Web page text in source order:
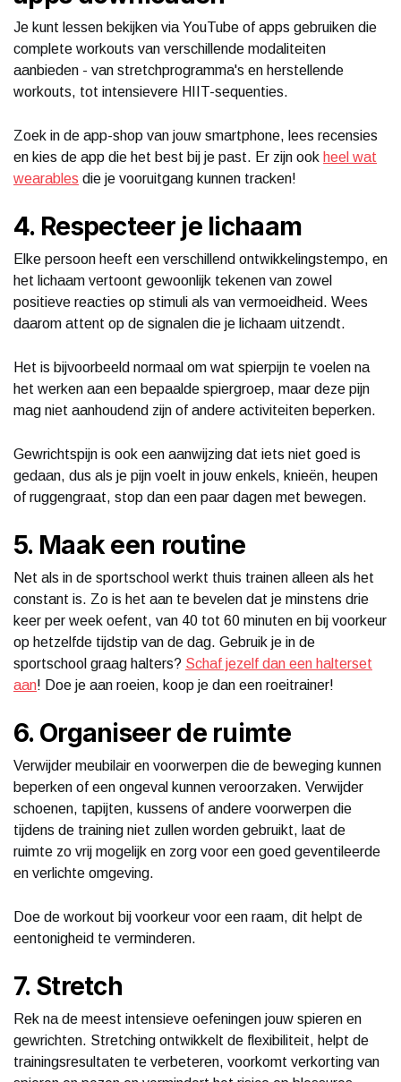
Je kunt lessen bekijken via YouTube of apps gebruiken die
complete workouts van verschillende modaliteiten
aanbieden - van stretchprogramma's en herstellende
workouts, tot intensievere HIIT-sequenties.
Zoek in de app-shop van jouw smartphone, lees recensies
en kies de app die het best bij je past. Er zijn ook heel wat
wearables die je vooruitgang kunnen tracken!
4. Respecteer je lichaam
Elke persoon heeft een verschillend ontwikkelingstempo, en
het lichaam vertoont gewoonlijk tekenen van zowel
positieve reacties op stimuli als van vermoeidheid. Wees
daarom attent op de signalen die je lichaam uitzendt.
Het is bijvoorbeeld normaal om wat spierpijn te voelen na
het werken aan een bepaalde spiergroep, maar deze pijn
mag niet aanhoudend zijn of andere activiteiten beperken.
Gewrichtspijn is ook een aanwijzing dat iets niet goed is
gedaan, dus als je pijn voelt in jouw enkels, knieën, heupen
of ruggengraat, stop dan een paar dagen met bewegen.
5. Maak een routine
Net als in de sportschool werkt thuis trainen alleen als het
constant is. Zo is het aan te bevelen dat je minstens drie
keer per week oefent, van 40 tot 60 minuten en bij voorkeur
op hetzelfde tijdstip van de dag. Gebruik je in de
sportschool graag halters? Schaf jezelf dan een halterset
aan! Doe je aan roeien, koop je dan een roeitrainer!
6. Organiseer de ruimte
Verwijder meubilair en voorwerpen die de beweging kunnen
beperken of een ongeval kunnen veroorzaken. Verwijder
schoenen, tapijten, kussens of andere voorwerpen die
tijdens de training niet zullen worden gebruikt, laat de
ruimte zo vrij mogelijk en zorg voor een goed geventileerde
en verlichte omgeving.
Doe de workout bij voorkeur voor een raam, dit helpt de
eentonigheid te verminderen.
7. Stretch
Rek na de meest intensieve oefeningen jouw spieren en
gewrichten. Stretching ontwikkelt de flexibiliteit, helpt de
trainingsresultaten te verbeteren, voorkomt verkorting van